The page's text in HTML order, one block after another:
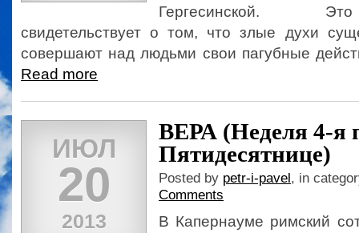
Гергесинской.
свидетельствует о том, что злые духи
совершают над людьми свои пагубные
Read more
ИЮЛ
20
2013
ВЕРА (Неделя 4-я
Пятидесятнице)
Posted by petr-i-pavel, in
Comments
В Капернауме римский